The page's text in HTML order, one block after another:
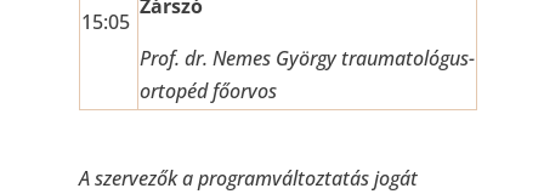
15:05
Zárszó
Prof. dr. Nemes György traumatológus-
ortopéd főorvos
A szervezők a programváltoztatás jogát